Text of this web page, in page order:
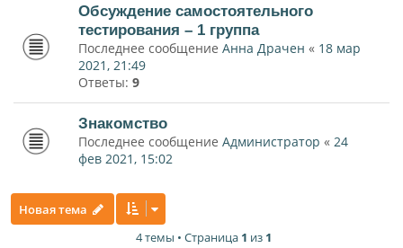
Обсуждение самостоятельного
тестирования – 1 группа
Последнее сообщение Анна Драчен « 18 мар
2021, 21:49
Ответы: 9
Знакомство
Последнее сообщение Администратор « 24
фев 2021, 15:02
Новая тема
4 темы • Страница 1 из 1